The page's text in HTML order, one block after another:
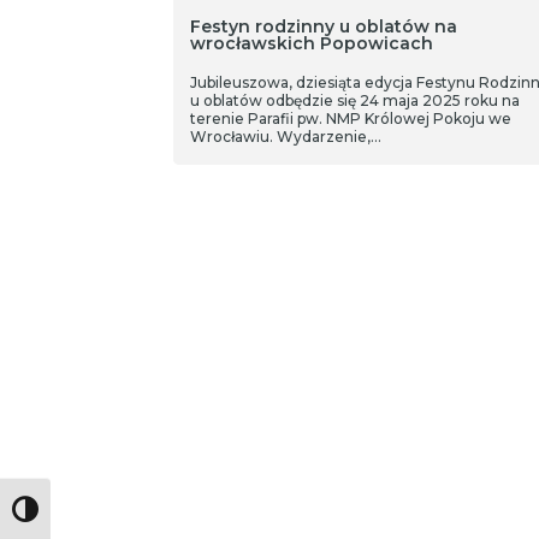
Toggle High Contrast
Festyn rodzinny u oblatów na
wrocławskich Popowicach
Jubileuszowa, dziesiąta edycja Festynu
u oblatów odbędzie się 24 maja 2025 roku na
terenie Parafii pw. NMP Królowej Pokoju we
Wrocławiu. Wydarzenie,…